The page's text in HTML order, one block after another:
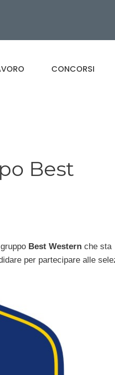
CONCORSI
Best
Best Western che sta
per partecipare alle